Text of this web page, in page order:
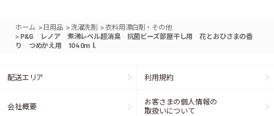
ホーム > 日用品 >洗濯洗剤 >衣料用漂白剤・その他
> P&G レノア 煮沸レベル超消臭 抗菌ビーズ部屋干し用 花とおひさまの香
り つめかえ用 1040ｍｌ
配送エリア 利用規約
会社概要
お客さまの個人情報の
取扱いについて